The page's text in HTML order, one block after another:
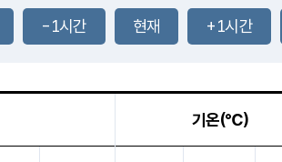
m/s
30.7
℃ -mm
-1시간 현재 +1시간
기온(℃)